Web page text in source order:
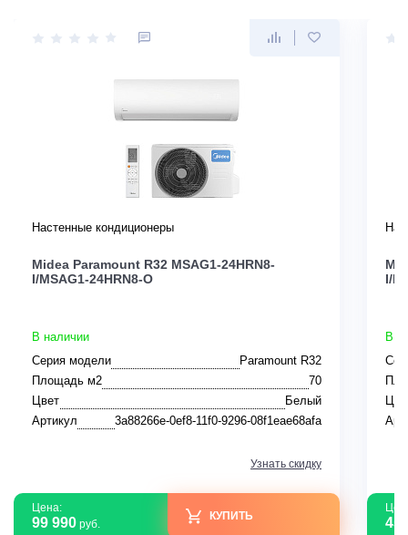
Настенные кондиционеры
Midea Paramount R32 MSAG1-24HRN8-
I/MSAG1-24HRN8-O
В наличии
Серия модели
Paramount R32
Площадь м2
70
Цвет
Белый
Артикул
3a88266e-0ef8-11f0-9296-08f1eae68afa
Узнать скидку
Цена:
99 990 руб.
КУПИТЬ
I/
В
45